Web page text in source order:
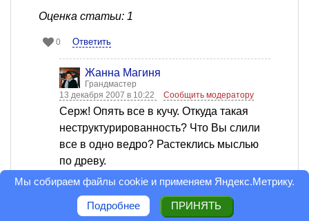
Оценка статьи: 1
0 Ответить
Жанна Магиня
Грандмастер
13 декабря 2007 в 10:22
Сообщить модератору
Серж! Опять все в кучу. Откуда такая
неструктурированность? Что Вы слили
все в одно ведро? Растеклись мыслью
по древу.
То, что Вы попали на тот тренинг
случайно - очевидно - ГЛУМЛЮСЬ -
Мы собираем файлы cookie и применяем Яндекс.Метрику.
Подробнее ПРИНЯТЬ